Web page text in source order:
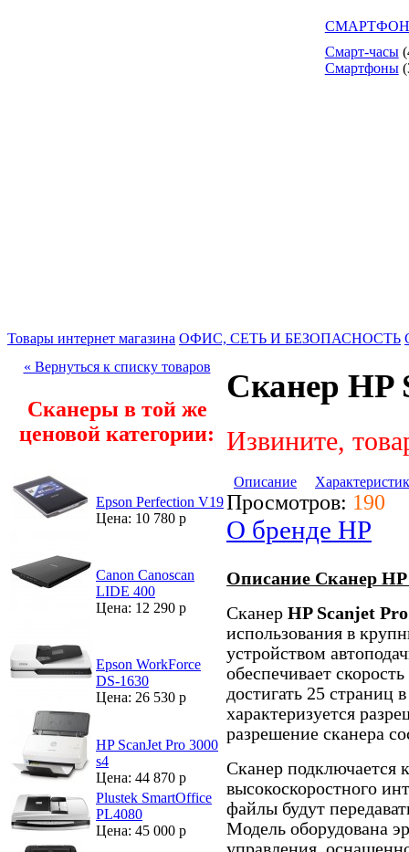
Смарт-часы
Смартфоны
Товары интернет магазина ОФИС, СЕТЬ И БЕЗОПАСНОСТЬ
« Вернуться к списку товаров
Сканеры в той же
ценовой категории:
Epson Perfection V19
Цена: 10 780 р
Canon Canoscan
LIDE 400
Цена: 12 290 р
Epson WorkForce
DS-1630
Цена: 26 530 р
HP ScanJet Pro 3000
s4
Цена: 44 870 р
Plustek SmartOffice
PL4080
Цена: 45 000 р
Сканер HP
Извините,
Описание
Просмотров: 190
О бренде HP
Описание Сканер HP
Сканер HP Scanjet
использования в
устройством
обеспечивает
достигать 25 страниц
характеризуется
разрешение сканера
Сканер подключается
высокоскоростного
файлы будут
Модель оборудована